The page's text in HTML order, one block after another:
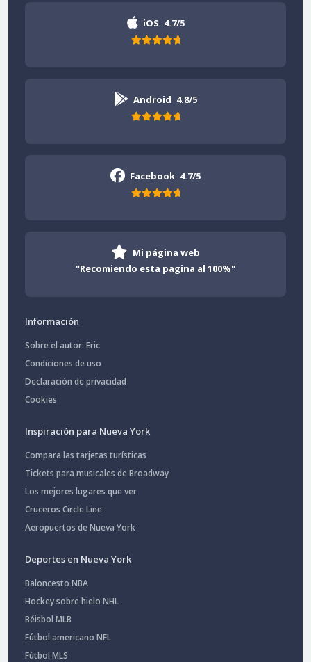
iOS 4.7/5
Android 4.8/5
Facebook 4.7/5
Mi página web
"Recomiendo esta pagina al 100%"
Información
Sobre el autor: Eric
Condiciones de uso
Declaración de privacidad
Cookies
Inspiración para Nueva York
Compara las tarjetas turísticas
Tickets para musicales de Broadway
Los mejores lugares que ver
Cruceros Circle Line
Aeropuertos de Nueva York
Deportes en Nueva York
Baloncesto NBA
Hockey sobre hielo NHL
Béisbol MLB
Fútbol americano NFL
Fútbol MLS